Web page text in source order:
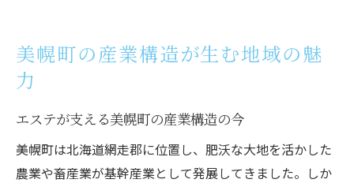
美幌町の産業構造が生む地域の魅
力
エステが支える美幌町の産業構造の今
美幌町は北海道網走郡に位置し、肥沃な大地を活かした
農業や畜産業が基幹産業として発展してきました。しか